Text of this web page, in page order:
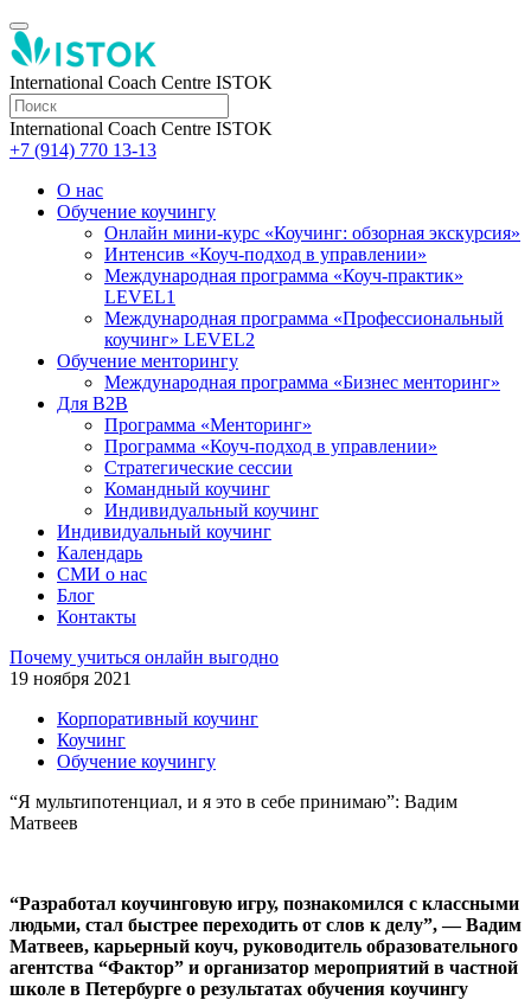
International Coach Centre ISTOK
International Coach Centre ISTOK
+7 (914) 770 13-13
О нас
Обучение коучингу
Онлайн мини-курс «Коучинг: обзорная экскурсия»
Интенсив «Коуч-подход в управлении»
Международная программа «Коуч-практик»
LEVEL1
Международная программа «Профессиональный
коучинг» LEVEL2
Обучение менторингу
Международная программа «Бизнес менторинг»
Для B2B
Программа «Менторинг»
Программа «Коуч-подход в управлении»
Стратегические сессии
Командный коучинг
Индивидуальный коучинг
Индивидуальный коучинг
Календарь
СМИ о нас
Блог
Контакты
Почему учиться онлайн выгодно
19 ноября 2021
Корпоративный коучинг
Коучинг
Обучение коучингу
“Я мультипотенциал, и я это в себе принимаю”: Вадим
Матвеев
“Разработал коучинговую игру, познакомился с классными
людьми, стал быстрее переходить от слов к делу”, — Вадим
Матвеев, карьерный коуч, руководитель образовательного
агентства “Фактор” и организатор мероприятий в частной
школе в Петербурге о результатах обучения коучингу